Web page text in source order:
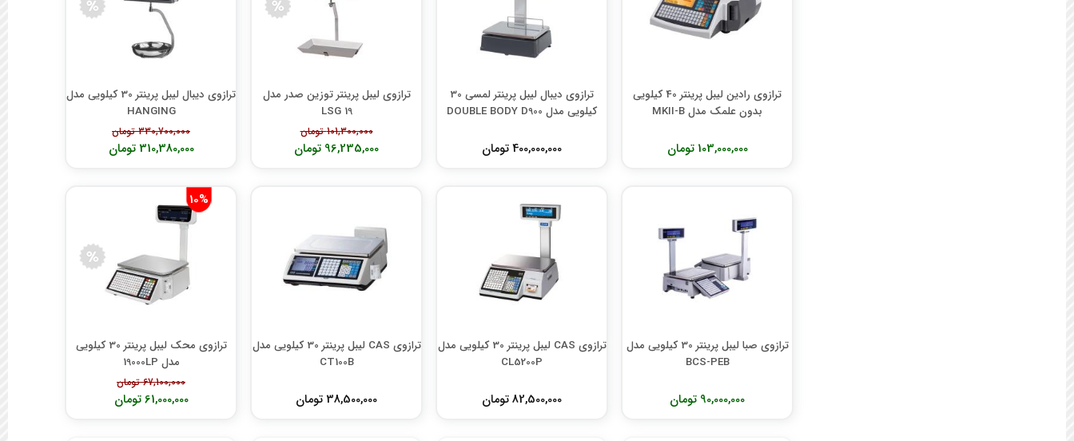
ترازوی رادین لیبل پرینتر 40 کیلویی
بدون علمک مدل MKII-B
103,000,000 تومان
ترازوی دیبال لیبل پرینتر لمسی 30
کیلویی مدل DOUBLE BODY D900
400,000,000 تومان
ترازوی لیبل پرینتر توزین صدر مدل
LSG 19
101,300,000 تومان
96,235,000 تومان
ترازوی دیبال لیبل پرینتر 30 کیلویی مدل
HANGING
330,700,000 تومان
310,380,000 تومان
ترازوی صبا لیبل پرینتر 30 کیلویی مدل
BCS-PEB
90,000,000 تومان
ترازوی CAS لیبل پرینتر 30 کیلویی مدل
CL5200P
82,500,000 تومان
ترازوی CAS لیبل پرینتر 30 کیلویی مدل
CT100B
38,500,000 تومان
10%
ترازوی محک لیبل پرینتر 30 کیلویی
مدل 19000LP
67,100,000 تومان
61,000,000 تومان